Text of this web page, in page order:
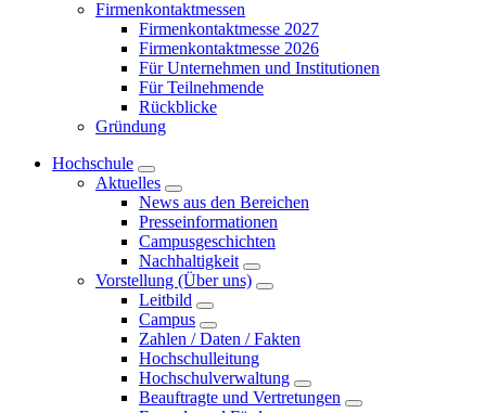
Firmenkontaktmessen
Firmenkontaktmesse 2027
Firmenkontaktmesse 2026
Für Unternehmen und Institutionen
Für Teilnehmende
Rückblicke
Gründung
Hochschule
Aktuelles
News aus den Bereichen
Presseinformationen
Campusgeschichten
Nachhaltigkeit
Vorstellung (Über uns)
Leitbild
Campus
Zahlen / Daten / Fakten
Hochschulleitung
Hochschulverwaltung
Beauftragte und Vertretungen